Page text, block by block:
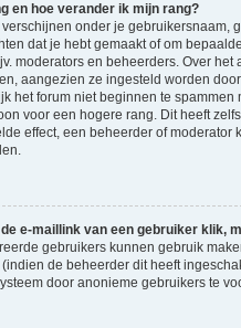
en hoe verander ik mijn rang?
onder je gebruikersnaam,
dat je hebt gemaakt of om
moderators en beheerders. Over het
aangezien ze ingesteld worden
het forum niet beginnen te spammen
voor een hogere rang. Dit heeft
effect, een beheerder of moderator
e-maillink van een gebruiker klik,
gebruikers kunnen gebruik
de beheerder dit heeft
door anonieme gebruikers te